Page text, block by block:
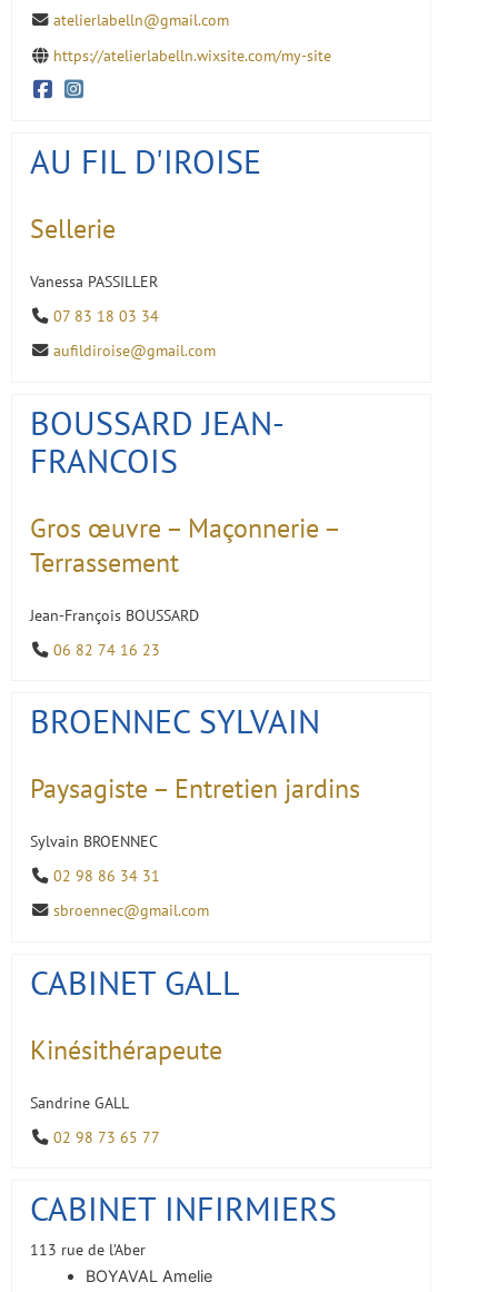
atelierlabelln@gmail.com
https://atelierlabelln.wixsite.com/my-site
AU FIL D'IROISE
Sellerie
Vanessa PASSILLER
07 83 18 03 34
aufildiroise@gmail.com
BOUSSARD JEAN-
FRANCOIS
Gros œuvre – Maçonnerie –
Terrassement
Jean-François BOUSSARD
06 82 74 16 23
BROENNEC SYLVAIN
Paysagiste – Entretien jardins
Sylvain BROENNEC
02 98 86 34 31
sbroennec@gmail.com
CABINET GALL
Kinésithérapeute
Sandrine GALL
02 98 73 65 77
CABINET INFIRMIERS
113 rue de l’Aber
BOYAVAL Amelie